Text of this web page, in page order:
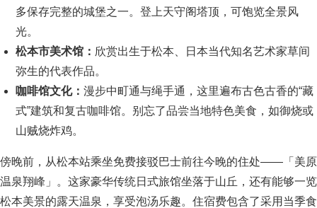
多保存完整的城堡之一。登上天守阁塔顶，可饱览全景风
光。
松本市美术馆： 欣赏出生于松本、日本当代知名艺术家草间
弥生的代表作品。
咖啡馆文化：漫步中町通与绳手通，这里遍布古色古香的“藏
式”建筑和复古咖啡馆。别忘了品尝当地特色美食，如御烧或
山贼烧炸鸡。
傍晚前，从松本站乘坐免费接驳巴士前往今晚的住处——「美原
温泉翔峰」。这家豪华传统日式旅馆坐落于山丘，还有能够一览
松本美景的露天温泉，享受泡汤乐趣。住宿费包含了采用当季食